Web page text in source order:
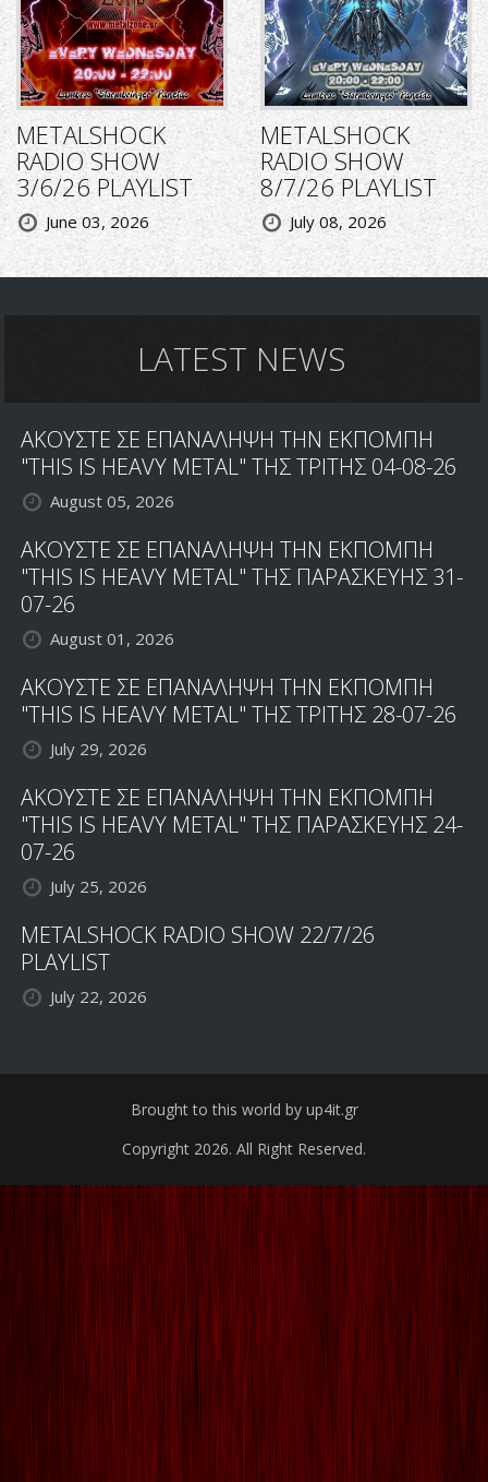
METALSHOCK
RADIO SHOW
3/6/26 PLAYLIST
June 03, 2026
METALSHOCK
RADIO SHOW
8/7/26 PLAYLIST
July 08, 2026
LATEST NEWS
ΑΚΟΥΣΤΕ ΣΕ ΕΠΑΝΑΛΗΨΗ ΤΗΝ ΕΚΠΟΜΠΗ
"THIS IS HEAVY METAL" ΤΗΣ ΤΡΙΤΗΣ 04-08-26
August 05, 2026
ΑΚΟΥΣΤΕ ΣΕ ΕΠΑΝΑΛΗΨΗ ΤΗΝ ΕΚΠΟΜΠΗ
"THIS IS HEAVY METAL" ΤΗΣ ΠΑΡΑΣΚΕΥΗΣ 31-
07-26
August 01, 2026
ΑΚΟΥΣΤΕ ΣΕ ΕΠΑΝΑΛΗΨΗ ΤΗΝ ΕΚΠΟΜΠΗ
"THIS IS HEAVY METAL" ΤΗΣ ΤΡΙΤΗΣ 28-07-26
July 29, 2026
ΑΚΟΥΣΤΕ ΣΕ ΕΠΑΝΑΛΗΨΗ ΤΗΝ ΕΚΠΟΜΠΗ
"THIS IS HEAVY METAL" ΤΗΣ ΠΑΡΑΣΚΕΥΗΣ 24-
07-26
July 25, 2026
METALSHOCK RADIO SHOW 22/7/26
PLAYLIST
July 22, 2026
Brought to this world by up4it.gr
Copyright 2026. All Right Reserved.